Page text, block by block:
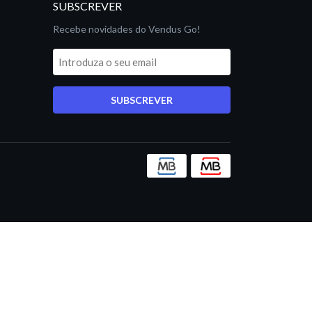
SUBSCREVER
Recebe novidades do Vendus Go!
SUBSCREVER